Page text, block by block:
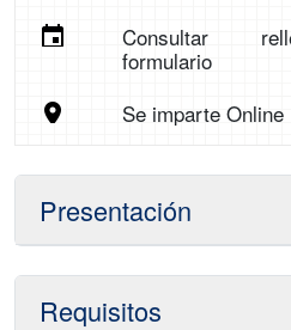
Consultar
formulario
Se imparte Online
Presentación
Requisitos